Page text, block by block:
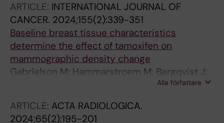
Stromblad S; Czene K; Hall P; Gabrielson M
ARTICLE: INTERNATIONAL JOURNAL OF
CANCER. 2024;155(2):339-351
Baseline breast tissue characteristics
determine the effect of tamoxifen on
mammographic density change
Gabrielson M; Hammarstroem M; Bergqvist J;
Lang K; Rosendahl AH; Borgquist S; Hellgren R;
Alla författare
ARTICLE: ACTA RADIOLOGICA.
2024;65(2):195-201